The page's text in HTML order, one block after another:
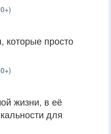
которые просто
жизни, в её
для